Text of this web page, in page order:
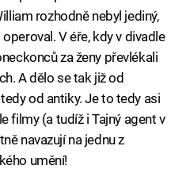
rozhodně nebyl jediný,
V éře, kdy v divadle
za ženy převlékali
A dělo se tak již od
od antiky. Je to tedy asi
filmy (a tudíž i Tajný agent v
navazují na jednu z
umění!